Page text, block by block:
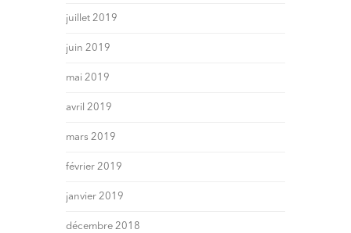
juillet 2019
juin 2019
mai 2019
avril 2019
mars 2019
février 2019
janvier 2019
décembre 2018